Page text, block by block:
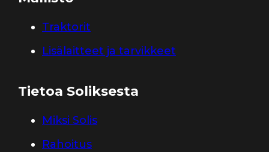
Traktorit
Lisälaitteet ja tarvikkeet
Tietoa Soliksesta
Miksi Solis
Rahoitus